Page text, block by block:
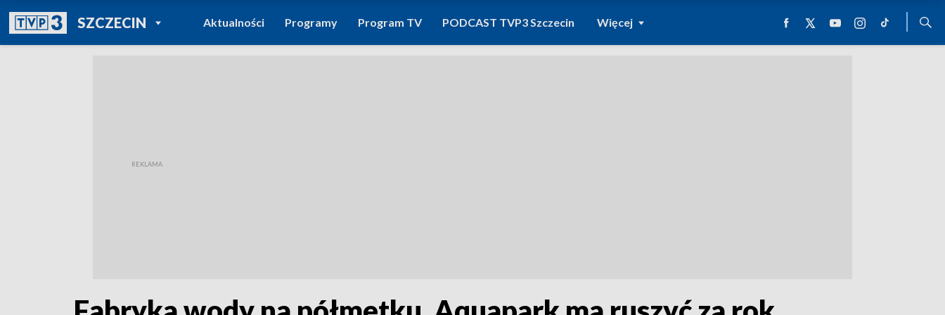
SZCZECINPOWRÓT DO
TVP REGIONY
Aktualności Programy Program TV PODCAST TVP3 Szczecin Więcej